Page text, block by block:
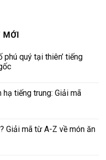
phú quý tại thiên’ tiếng
tiếng trung: Giải mã
Giải mã từ A-Z về món ăn